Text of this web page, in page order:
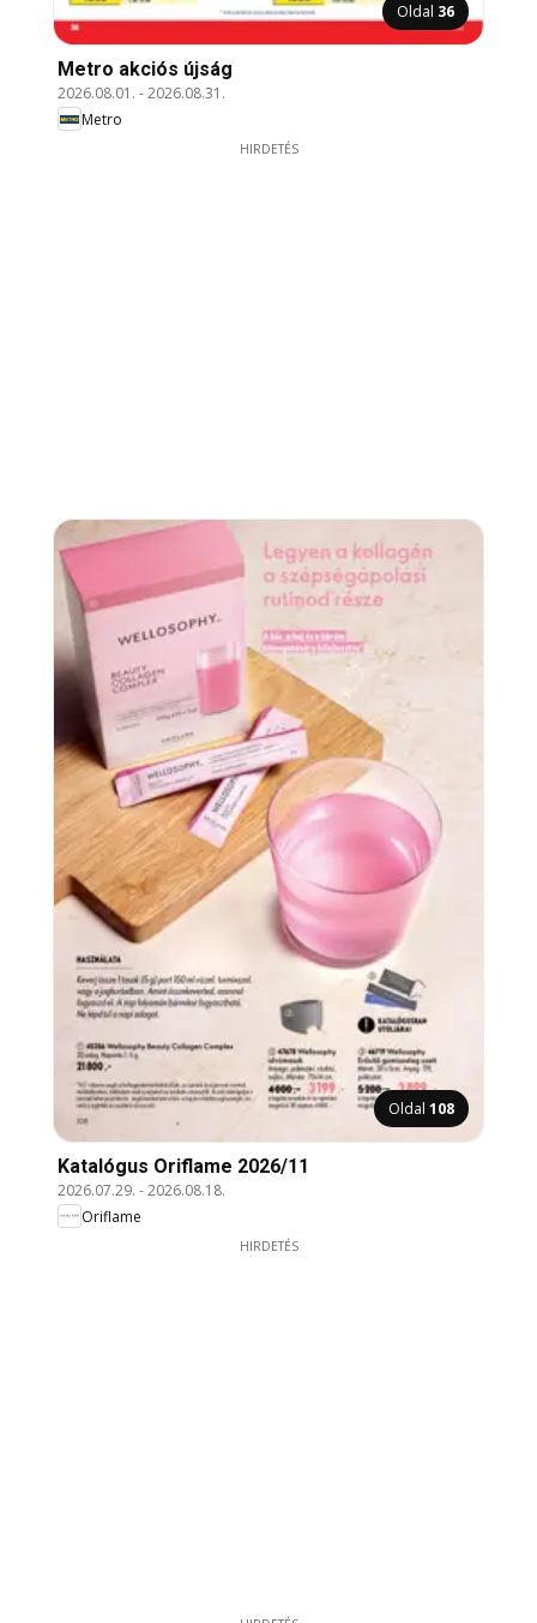
Oldal 36
Metro akciós újság
2026.08.01. -2026.08.31.
Metro
HIRDETÉS
Oldal 108
Katalógus Oriflame 2026/11
2026.07.29. -2026.08.18.
Oriflame
HIRDETÉS